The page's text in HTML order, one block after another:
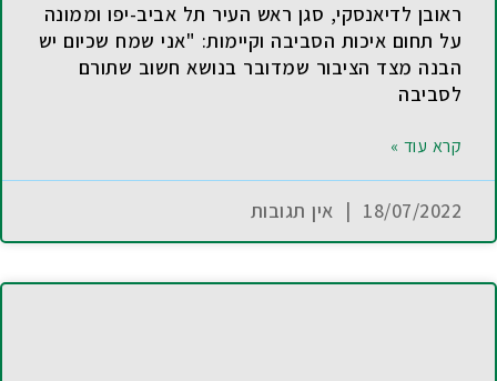
ראובן לדיאנסקי, סגן ראש העיר תל אביב-יפו וממונה
על תחום איכות הסביבה וקיימות: "אני שמח שכיום יש
הבנה מצד הציבור שמדובר בנושא חשוב שתורם
לסביבה
קרא עוד »
18/07/2022 אין תגובות